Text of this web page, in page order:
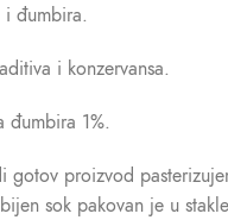
i đumbira.
i konzervansa.
đumbira 1%.
proizvod
sok pakovan je u